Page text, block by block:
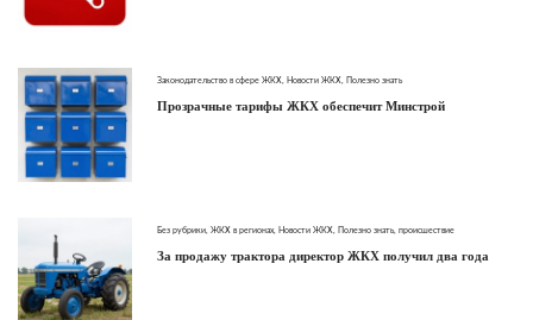
Законодательство в сфере ЖКХ Новости ЖКХ Полезно знать
Прозрачные тарифы ЖКХ обеспечит Минстрой
Без рубрики ЖКХ в регионах Новости ЖКХ Полезно знать, происшествие
За продажу трактора директор ЖКХ получил два года